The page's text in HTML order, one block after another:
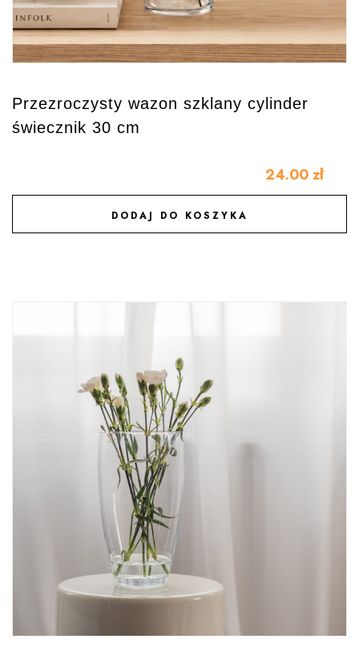
Przezroczysty wazon szklany cylinder
świecznik 30 cm
24.00 zł
DODAJ DO KOSZYKA
DODAJ DO ULUBIONYCH